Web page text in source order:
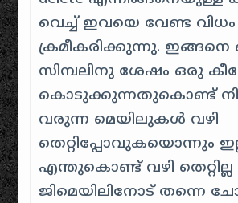
വെച്ച് ഇവയെ വേണ്ട വിധം
ക്രമീകരിക്കുന്നു. ഇങ്ങനെ
സിമ്പലിനു ശേഷം ഒരു
കൊടുക്കുന്നതുകൊണ്ട്
വരുന്ന മെയിലുകൾ വഴി
തെറ്റിപ്പോവുകയൊന്നും
എന്തുകൊണ്ട് വഴി
ജിമെയിലിനോട് തന്നെ